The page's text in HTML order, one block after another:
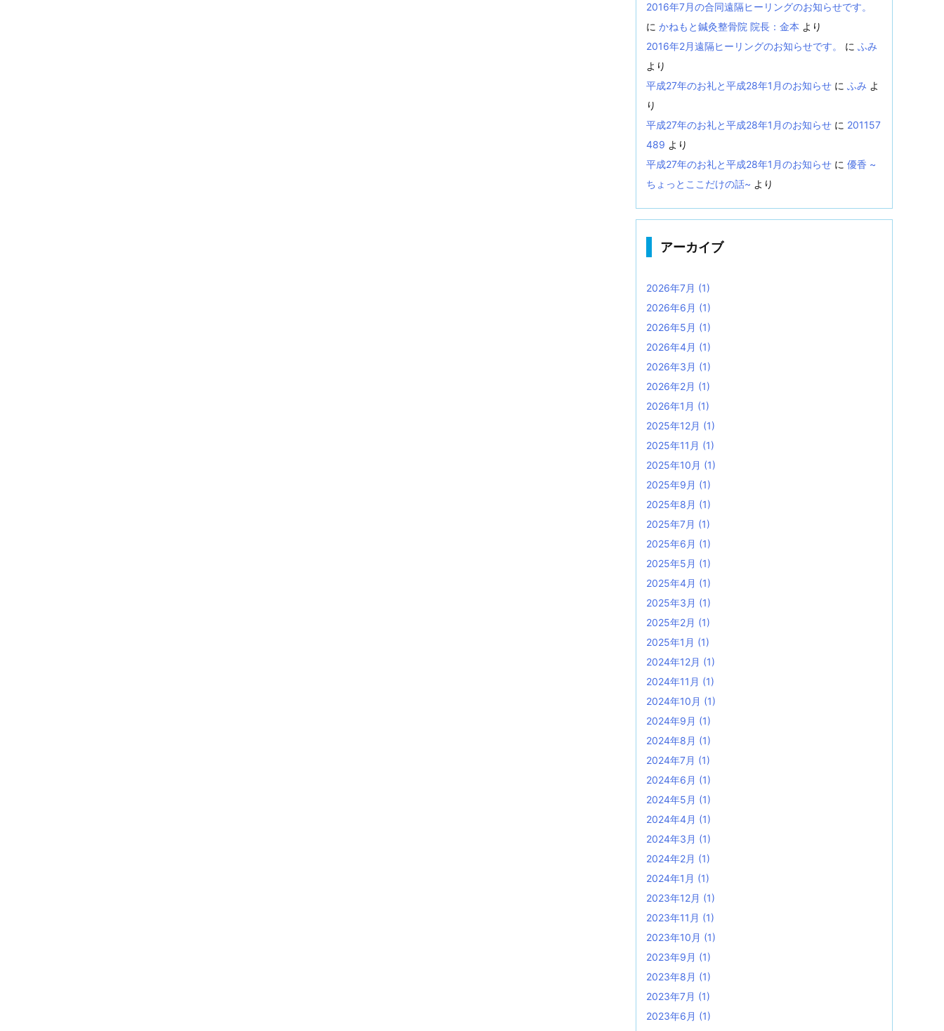
2016年7月の合同遠隔ヒーリングのお知らせです。
に かねもと鍼灸整骨院 院長：金本 より
2016年2月遠隔ヒーリングのお知らせです。
に ふみ
より
平成27年のお礼と平成28年1月のお知らせ に ふみ よ
り
平成27年のお礼と平成28年1月のお知らせ に 201157
489 より
平成27年のお礼と平成28年1月のお知らせ に 優香 ~
ちょっとここだけの話~ より
アーカイブ
2026年7月 (1)
2026年6月 (1)
2026年5月 (1)
2026年4月 (1)
2026年3月 (1)
2026年2月 (1)
2026年1月 (1)
2025年12月 (1)
2025年11月 (1)
2025年10月 (1)
2025年9月 (1)
2025年8月 (1)
2025年7月 (1)
2025年6月 (1)
2025年5月 (1)
2025年4月 (1)
2025年3月 (1)
2025年2月 (1)
2025年1月 (1)
2024年12月 (1)
2024年11月 (1)
2024年10月 (1)
2024年9月 (1)
2024年8月 (1)
2024年7月 (1)
2024年6月 (1)
2024年5月 (1)
2024年4月 (1)
2024年3月 (1)
2024年2月 (1)
2024年1月 (1)
2023年12月 (1)
2023年11月 (1)
2023年10月 (1)
2023年9月 (1)
2023年8月 (1)
2023年7月 (1)
2023年6月 (1)